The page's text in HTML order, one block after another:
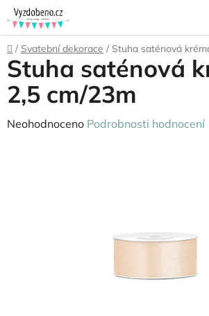
Přejít
na
obsah
Domů
/ Svatební dekorace / Stuha saténová
Stuha saténová
2,5 cm/23m
Průměrné
Neohodnoceno Podrobnosti hodnocení